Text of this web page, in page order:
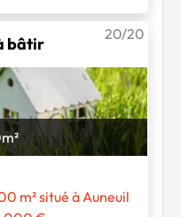
bâtir
20/20
m²
m² situé à Auneuil